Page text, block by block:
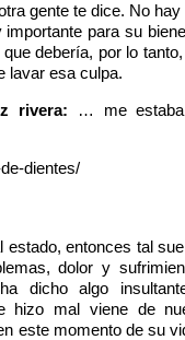
gente te dice. No
para su
debería, por lo
lavar esa culpa.
rivera: … me
dientes/
estado, entonces tal
dolor y
dicho algo
hizo mal viene de
este momento de su